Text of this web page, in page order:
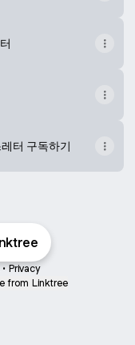
터 구독하기
• Privacy
from Linktree